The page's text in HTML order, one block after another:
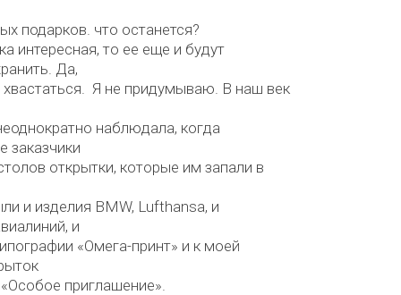
подарков. что останется?
интересная, то ее еще и будут
Да,
Я не придумываю. В наш век
наблюдала, когда
заказчики
открытки, которые им запали в
и изделия BMW, Lufthansa, и
и
«Омега-принт» и к моей
приглашение».